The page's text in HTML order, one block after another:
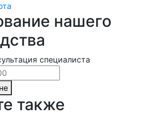
нашего
специалиста
также